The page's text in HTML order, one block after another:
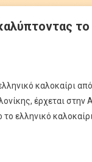
το
καλοκαίρι
έρχεται στην
ελληνικό